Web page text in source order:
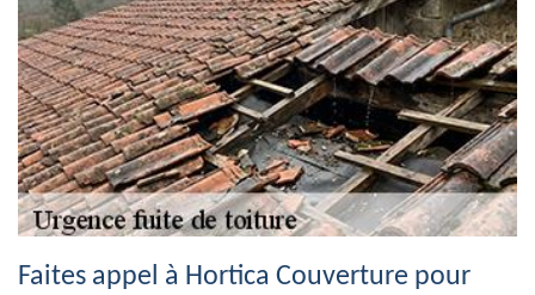
Faites appel à Hortica Couverture pour